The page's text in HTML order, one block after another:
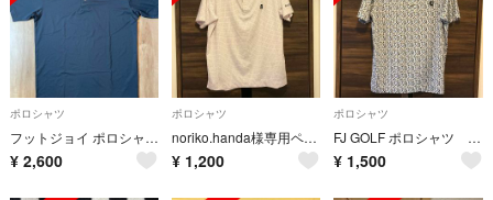
ポロシャツ
フットジョイ ポロシャツ 黒 M
¥ 2,600
ポロシャツ
noriko.handa様専用ページ
¥ 1,200
ポロシャツ
FJ GOLF ポロシャツ 2XL 美品
¥ 1,500